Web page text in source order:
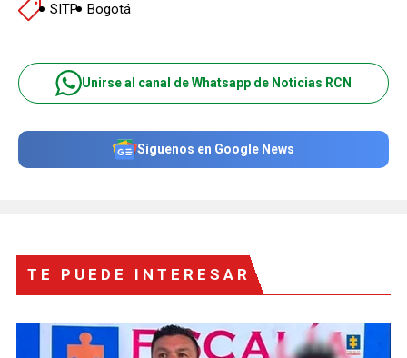
SITP Bogotá
Unirse al canal de Whatsapp de Noticias RCN
Síguenos en Google News
TE PUEDE INTERESAR